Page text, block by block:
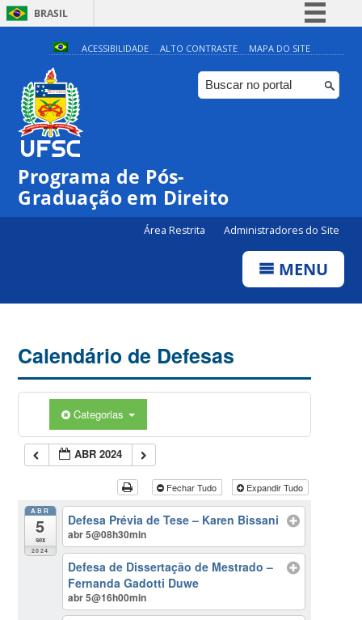
BRASIL
Simplifique!
Comunica BR
Participe
ACESSIBILIDADE ALTO CONTRASTE MAPA DO SITE
Programa de Pós-
Graduação em Direito
Área Restrita Administradores do Site
MENU
Calendário de Defesas
Categorias
ABR 2024
Fechar Tudo Expandir Tudo
ABR
5
sex
2024
Defesa Prévia de Tese – Karen Bissani
abr 5@08h30min
Defesa de Dissertação de Mestrado –
Fernanda Gadotti Duwe
abr 5@16h00min